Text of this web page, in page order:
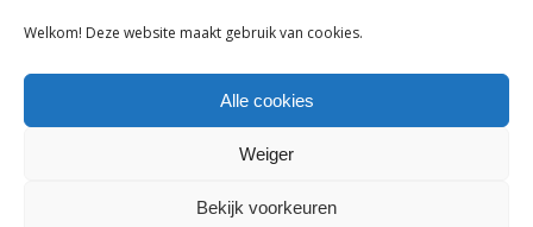
Welkom! Deze website maakt gebruik van cookies.
Alle cookies
Weiger
Bekijk voorkeuren
SUNDAYSCHOOL [JANUARI 2020]
In aanloop naar de nieuwste editie van
SundaySchool in